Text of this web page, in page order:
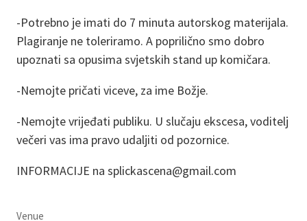
-Potrebno je imati do 7 minuta autorskog materijala.
Plagiranje ne toleriramo. A poprilično smo dobro
upoznati sa opusima svjetskih stand up komičara.
-Nemojte pričati viceve, za ime Božje.
-Nemojte vrijeđati publiku. U slučaju ekscesa, voditelj
večeri vas ima pravo udaljiti od pozornice.
INFORMACIJE na splickascena@gmail.com
Venue